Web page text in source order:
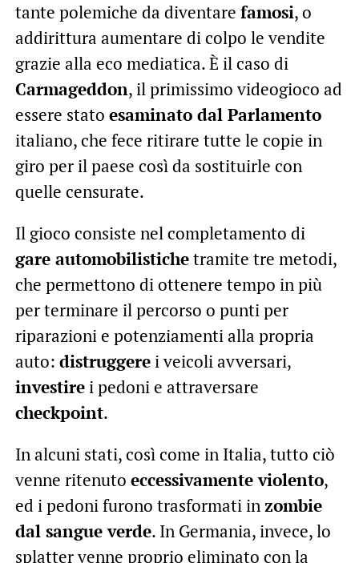
tante polemiche da diventare famosi, o
addirittura aumentare di colpo le vendite
grazie alla eco mediatica. È il caso di
Carmageddon, il primissimo videogioco ad
essere stato esaminato dal Parlamento
italiano, che fece ritirare tutte le copie in
giro per il paese così da sostituirle con
quelle censurate.
Il gioco consiste nel completamento di
gare automobilistichetramite tre metodi,
che permettono di ottenere tempo in più
per terminare il percorso o punti per
riparazioni e potenziamenti alla propria
auto: distruggerei veicoli avversari,
investirei pedoni e attraversare
checkpoint.
In alcuni stati, così come in Italia, tutto ciò
venne ritenuto eccessivamente violento,
ed i pedoni furono trasformati inzombie
dal sangue verde. In Germania, invece, lo
splatter venne proprio eliminato con la